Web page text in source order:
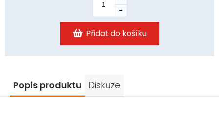
Přidat do košíku
Popis produktu Diskuze